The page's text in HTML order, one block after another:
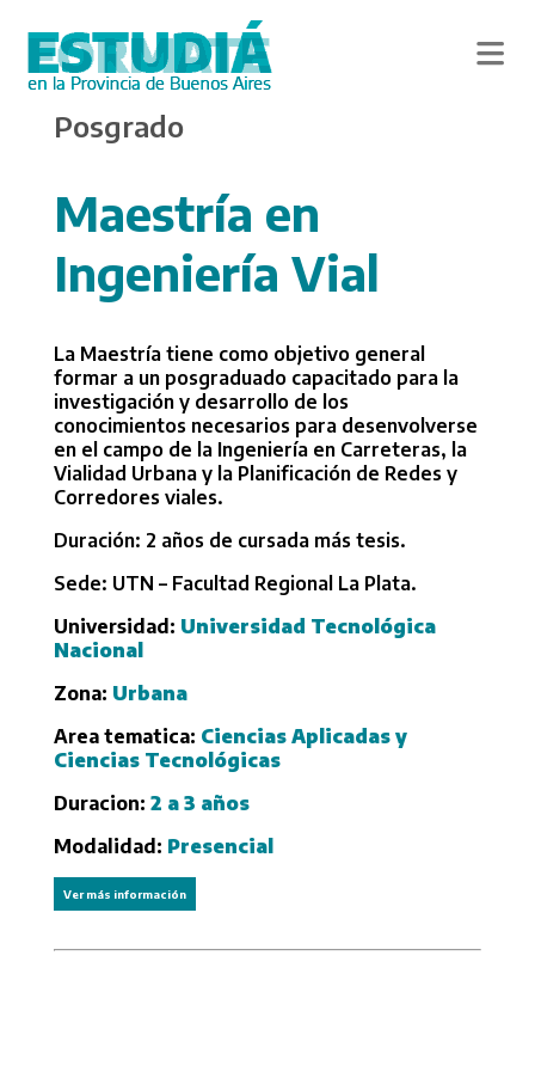
content
Posgrado
Maestría en
Ingeniería Vial
La Maestría tiene como objetivo general
formar a un posgraduado capacitado para la
investigación y desarrollo de los
conocimientos necesarios para desenvolverse
en el campo de la Ingeniería en Carreteras, la
Vialidad Urbana y la Planificación de Redes y
Corredores viales.
Duración: 2 años de cursada más tesis.
Sede: UTN – Facultad Regional La Plata.
Universidad: Universidad Tecnológica
Nacional
Zona: Urbana
Area tematica: Ciencias Aplicadas y
Ciencias Tecnológicas
Duracion: 2 a 3 años
Modalidad: Presencial
Ver más información